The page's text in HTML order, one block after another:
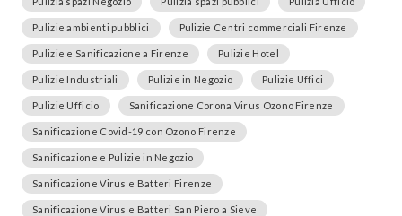
Pulizie ambienti pubblici Pulizie Centri commerciali Firenze
Pulizie e Sanificazione a Firenze Pulizie Hotel
Pulizie Industriali Pulizie in Negozio Pulizie Uffici
Pulizie Ufficio Sanificazione Corona Virus Ozono Firenze
Sanificazione Covid-19 con Ozono Firenze
Sanificazione e Pulizie in Negozio
Sanificazione Virus e Batteri Firenze
Sanificazione Virus e Batteri San Piero a Sieve